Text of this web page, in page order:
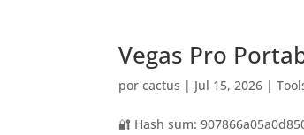
Vegas Pro
porcactus | Jul 15, 2026 |
🔐 Hash sum: